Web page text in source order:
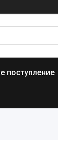
поступление